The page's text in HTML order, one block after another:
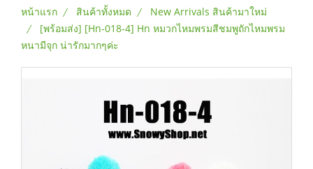
หน้าแรก สินค้าทั้งหมด
New Arrivals สินค้ามาใหม่
[พร้อมส่ง] [Hn-018-4] Hn หมวกไหมพรมสีชมพูถักไหมพรม
หนามีจุก น่ารักมากๆค่ะ